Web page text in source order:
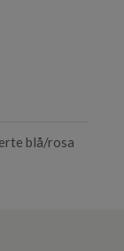
blå/rosa